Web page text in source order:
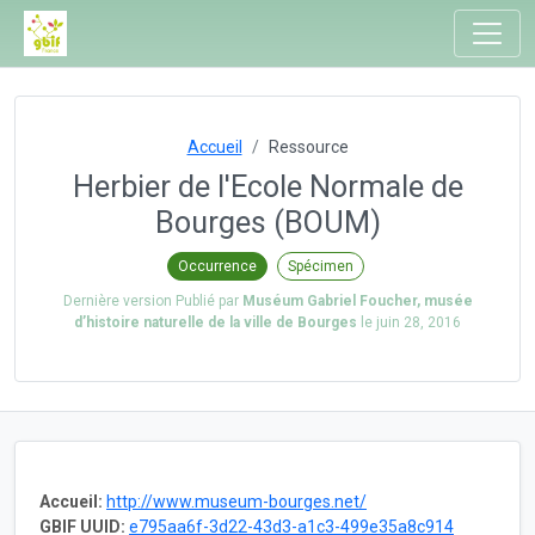
Accueil Ressource
Herbier de l'Ecole Normale de
Bourges (BOUM)
Occurrence Spécimen
Dernière version Publié par Muséum Gabriel Foucher, musée
d’histoire naturelle de la ville de Bourges le juin 28, 2016
Accueil: http://www.museum-bourges.net/
GBIF UUID: e795aa6f-3d22-43d3-a1c3-499e35a8c914